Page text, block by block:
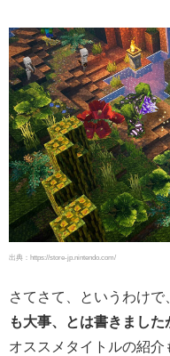
出典：https://store-jp.nintendo.com/
さてさて、というわけで
も大事、とは書きました
オススメタイトルの紹介